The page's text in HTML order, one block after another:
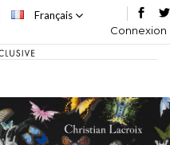
Français
Connexion